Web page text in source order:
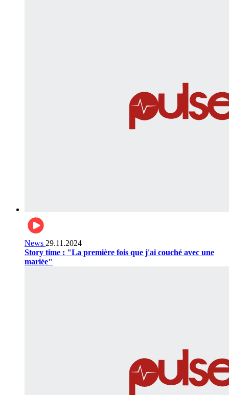
News 29.11.2024
Story time : "La première fois que j'ai couché avec une
mariée"